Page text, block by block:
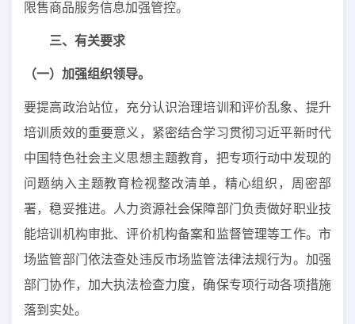
限售商品服务信息加强管控。
三、有关要求
（一）加强组织领导。
要提高政治站位，充分认识治理培训和评价乱象、提升
培训质效的重要意义，紧密结合学习贯彻习近平新时代
中国特色社会主义思想主题教育，把专项行动中发现的
问题纳入主题教育检视整改清单，精心组织，周密部
署，稳妥推进。人力资源社会保障部门负责做好职业技
能培训机构审批、评价机构备案和监督管理等工作。市
场监管部门依法查处违反市场监管法律法规行为。加强
部门协作，加大执法检查力度，确保专项行动各项措施
落到实处。